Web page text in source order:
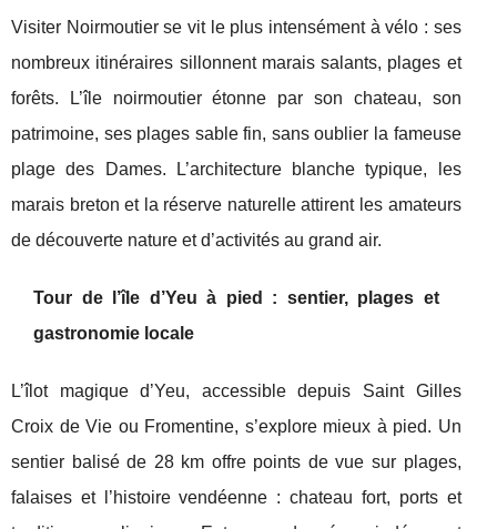
Visiter Noirmoutier se vit le plus intensément à vélo : ses
nombreux itinéraires sillonnent marais salants, plages et
forêts. L’île noirmoutier étonne par son chateau, son
patrimoine, ses plages sable fin, sans oublier la fameuse
plage des Dames. L’architecture blanche typique, les
marais breton et la réserve naturelle attirent les amateurs
de découverte nature et d’activités au grand air.
Tour de l’île d’Yeu à pied : sentier, plages et
gastronomie locale
L’îlot magique d’Yeu, accessible depuis Saint Gilles
Croix de Vie ou Fromentine, s’explore mieux à pied. Un
sentier balisé de 28 km offre points de vue sur plages,
falaises et l’histoire vendéenne : chateau fort, ports et